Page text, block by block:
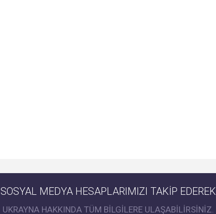
SOSYAL MEDYA HESAPLARIMIZI TAKİP EDEREK
UKRAYNA HAKKINDA TÜM BİLGİLERE ULAŞABİLİRSİNİZ.